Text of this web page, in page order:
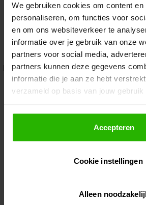
We gebruiken cookies om content
personaliseren, om functies voor
en om ons websiteverkeer te
informatie over je gebruik van onze
partners voor social media,
partners kunnen deze gegevens
informatie die je aan ze hebt
verzameld op basis van jouw gebruik
Als je op "Accepteer" klikt, dan geef
toestemming om cookies voor social
gepersonaliseerde advertenties te
Lees hier meer over in ons
Via "Cookie instellingen" kun je ook
Accepteren
Cookie instellingen
Alleen
Application error: a client-side
loadingwww.voordeeluitjes.nl (see the
information).